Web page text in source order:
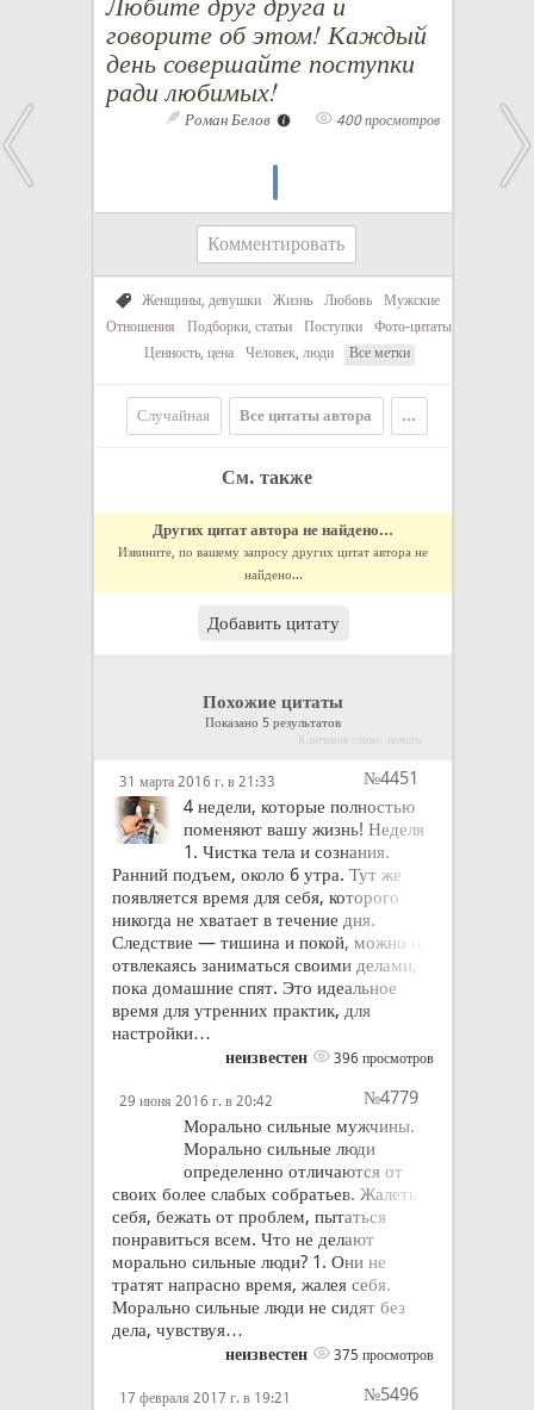
говорите об этом! Каждый
день совершайте поступки
ради любимых!
Роман Белов 400 просмотров
Комментировать
Женщины, девушки Жизнь Любовь
Мужские
Отношения
Подборки, статьи Поступки
Фото-цитаты
Ценность, цена
Человек, люди Все метки
Случайная Все цитаты автора ...
См. также
Других цитат автора не найдено...
Извините, по вашему запросу других цитат автора не
найдено...
Добавить цитату
Похожие цитаты
Показано 5 результатов
Ключевое слово: нового
31 марта 2016 г. в 21:33
№4451
4 недели, которые полностью
поменяют вашу жизнь! Неделя
1. Чистка тела и сознания.
Ранний подъем, около 6 утра. Тут же
появляется время для себя, которого
никогда не хватает в течение дня.
Следствие — тишина и покой, можно не
отвлекаясь заниматься своими делами,
пока домашние спят. Это идеальное
время для утренних практик, для
настройки…
неизвестен 396 просмотров
29 июня 2016 г. в 20:42
№4779
Морально сильные мужчины.
Морально сильные люди
определенно отличаются от
своих более слабых собратьев. Жалеть
себя, бежать от проблем, пытаться
понравиться всем. Что не делают
морально сильные люди? 1. Они не
тратят напрасно время, жалея себя.
Морально сильные люди не сидят без
дела, чувствуя…
неизвестен 375 просмотров
17 февраля 2017 г. в 19:21
№5496